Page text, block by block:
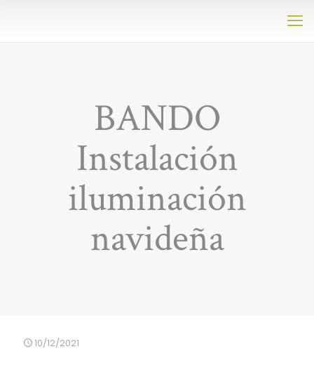
BANDO
Instalación
iluminación
navideña
10/12/2021